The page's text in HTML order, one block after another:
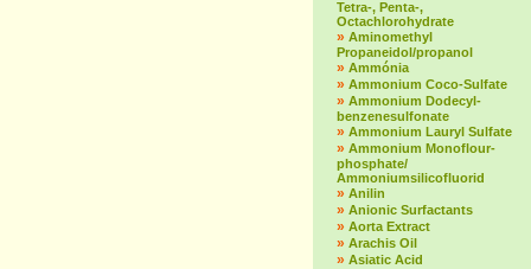
Tetra-, Penta-,
Octachlorohydrate
» Aminomethyl
Propaneidol/propanol
» Ammónia
» Ammonium Coco-Sulfate
» Ammonium Dodecyl-
benzenesulfonate
» Ammonium Lauryl Sulfate
» Ammonium Monoflour-
phosphate/
Ammoniumsilicofluorid
» Anilin
» Anionic Surfactants
» Aorta Extract
» Arachis Oil
» Asiatic Acid